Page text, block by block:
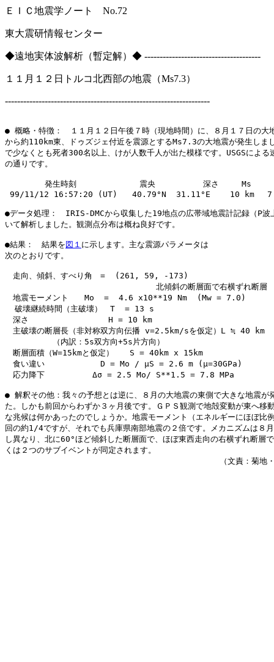
ＥＩＣ地震学ノート No.72
東大震研情報センター
◆遠地実体波解析（暫定解）◆ --------------------------------------
１１月１２日トルコ北西部の地震（Ms7.3）
-------------------------------------------------------------------
● 概略・特徴：　１１月１２日午後７時（現地時間）に、８月１７日の大
から約110km東、ドゥズジェ付近を震源とするMs7.3の大地震が発生しま
で少なくとも死者300名以上、けが人数千人が出た模様です。USGSによる
の通りです。
発生時刻　　　        震央　　　　　　深さ　   Ms
99/11/12 16:57:20 (UT)   40.79°N  31.11°E    10 km　
●データ処理：　IRIS-DMCから収集した19地点の広帯域地震計記録（P波
いて解析しました。観測点分布は概ね良好です。
●結果：　結果を 図１ に示します。主な震源パラメータは
次のとおりです。
走向、傾斜、すべり角　=  (261, 59, -173)
北傾斜の断層面で右横ずれ断層
地震モーメント　　Mo  =  4.6 x10**19 Nm  (Mw = 7.0)
  破壊継続時間（主破壊）　T  = 13 s
深さ　　　　　　　　　　H = 10 km
主破壊の断層長（非対称双方向伝播 v=2.5km/sを仮定）L ≒ 40 km
（内訳：5s双方向+5s片方向）
断層面積（W=15kmと仮定）　　S = 40km x 15km
食い違い　　　　　　　D = Mo / μS = 2.6 m (μ=30GPa)
応力降下　　　　　　Δσ = 2.5 Mo/ S**1.5 = 7.8 MPa
● 解釈その他：我々の予想とは逆に、８月の大地震の東側で大きな地震が
た。しかも前回からわずか３ヶ月後です。ＧＰＳ観測で地殻変動が東へ移
な兆候は何かあったのでしょうか。地震モーメント（エネルギーにほぼ比
回の約1/4ですが、それでも兵庫県南部地震の２倍です。メカニズムは８
し異なり、北に60°ほど傾斜した断層面で、ほぼ東西走向の右横ずれ断層
くは２つのサブイベントが同定されます。